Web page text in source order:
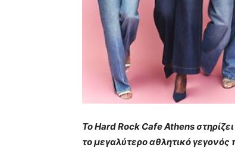
ΤοHardRock CafeAthens
το μεγαλύτερο αθλητικό